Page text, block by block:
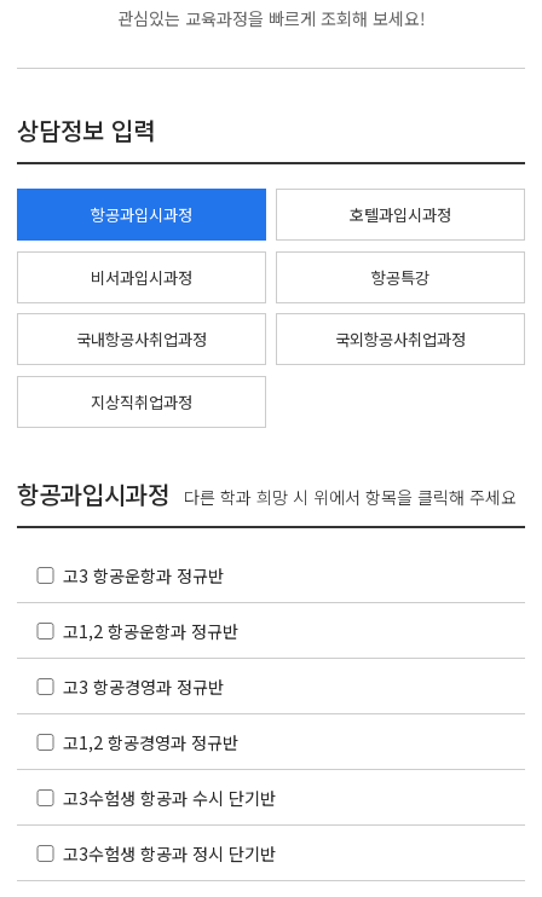
관심있는 교육과정을 빠르게 조회해 보세요!
상담정보 입력
항공과입시과정 호텔과입시과정
비서과입시과정 항공특강
국내항공사취업과정 국외항공사취업과정
지상직취업과정
항공과입시과정 다른 학과 희망 시 위에서 항목을 클릭해 주세요
고3 항공운항과 정규반
고1,2 항공운항과 정규반
고3 항공경영과 정규반
고1,2 항공경영과 정규반
고3수험생 항공과 수시 단기반
고3수험생 항공과 정시 단기반